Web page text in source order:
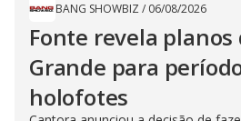
BANG SHOWBIZ / 06/08/2026
Fonte revela planos
Grande para
holofotes